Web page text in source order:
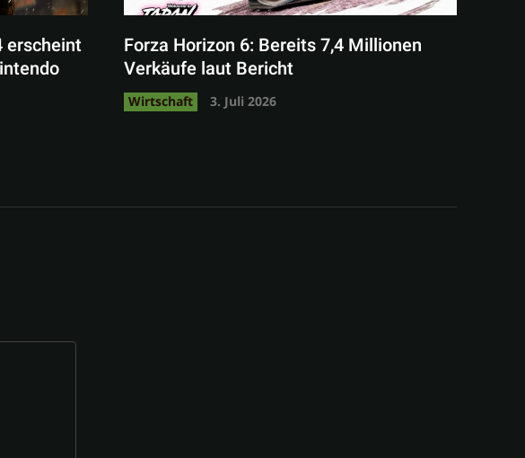
erscheint
Forza Horizon 6: Bereits 7,4 Millionen
Verkäufe laut Bericht
Wirtschaft 3. Juli 2026